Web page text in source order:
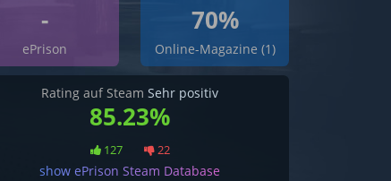
-
ePrison
70%
Online-Magazine (1)
Rating auf Steam Sehr positiv
85.23%
127 22
show ePrison Steam Database